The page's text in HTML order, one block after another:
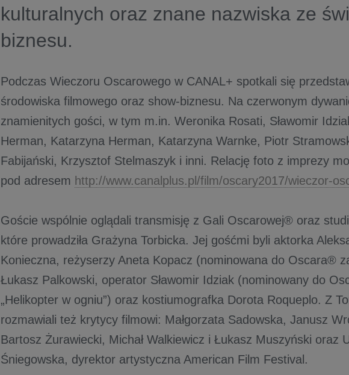
kulturalnych oraz znane nazwiska ze
biznesu.
Podczas Wieczoru Oscarowego w CANAL+ spotkali się
środowiska filmowego oraz show-biznesu. Na czerwonym
znamienitych gości, w tym m.in. Weronika Rosati, Sławomir
Herman, Katarzyna Herman, Katarzyna Warnke, Piotr
Fabijański, Krzysztof Stelmaszyk i inni. Relację foto z imprezy
pod adresem http://www.canalplus.pl/film/oscary2017/wieczor-
Goście wspólnie oglądali transmisję z Gali Oscarowej® oraz
które prowadziła Grażyna Torbicka. Jej gośćmi byli aktorka
Konieczna, reżyserzy Aneta Kopacz (nominowana do Oscara®
Łukasz Palkowski, operator Sławomir Idziak (nominowany do
„Helikopter w ogniu”) oraz kostiumografka Dorota Roqueplo. Z
rozmawiali też krytycy filmowi: Małgorzata Sadowska, Janusz
Bartosz Żurawiecki, Michał Walkiewicz i Łukasz Muszyński oraz
Śniegowska, dyrektor artystyczna American Film Festival.